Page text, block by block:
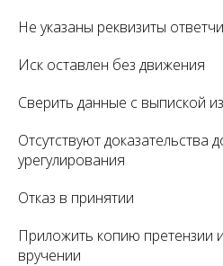
Не указаны реквизиты
Иск оставлен без движения
Сверить данные с выпиской
Отсутствуют доказательства
урегулирования
Отказ в принятии
Приложить копию претензии
вручении